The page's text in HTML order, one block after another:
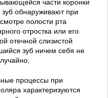
обнаруживают при
полости рта
отростка или его
отечной слизистой
зуб ничем себя не
процессы при
характеризуются